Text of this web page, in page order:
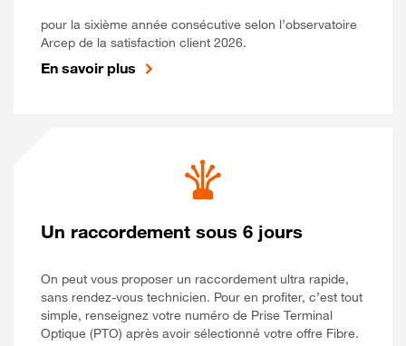
pour la sixième année consécutive selon l’observatoire
Arcep de la satisfaction client 2026.
En savoir plus
Un raccordement sous 6 jours
On peut vous proposer un raccordement ultra rapide,
sans rendez-vous technicien. Pour en profiter, c’est tout
simple, renseignez votre numéro de Prise Terminal
Optique (PTO) après avoir sélectionné votre offre Fibre.